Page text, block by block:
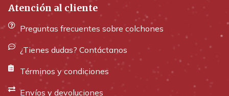
Atención al cliente
Preguntas frecuentes sobre colchones
¿Tienes dudas? Contáctanos
Términos y condiciones
Envíos y devoluciones